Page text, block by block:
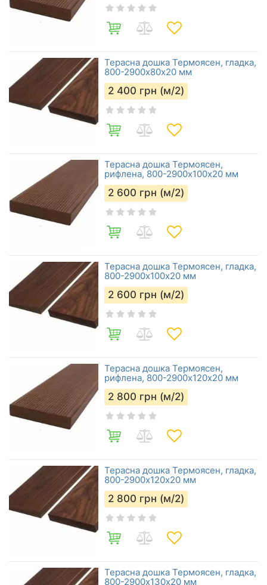
Терасна дошка Термоясен, гладка,
800-2900х80х20 мм
2 400 грн (м/2)
Терасна дошка Термоясен,
рифлена, 800-2900х100х20 мм
2 600 грн (м/2)
Терасна дошка Термоясен, гладка,
800-2900х100х20 мм
2 600 грн (м/2)
Терасна дошка Термоясен,
рифлена, 800-2900х120х20 мм
2 800 грн (м/2)
Терасна дошка Термоясен, гладка,
800-2900х120х20 мм
2 800 грн (м/2)
Терасна дошка Термоясен, гладка,
800-2900х130х20 мм